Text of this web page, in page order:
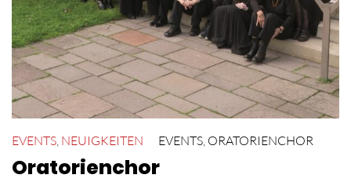
EVENTS, NEUIGKEITEN EVENTS, ORATORIENCHOR
Oratorienchor